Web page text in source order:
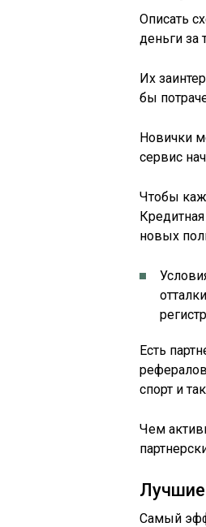
Описать
деньги за
Их
бы
Новички
сервис
Чтобы
новых
Есть
спорт и
Чем
Самый